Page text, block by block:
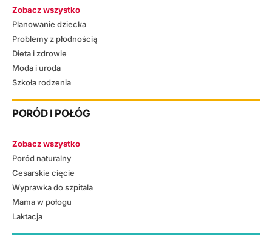
Zobacz wszystko
Planowanie dziecka
Problemy z płodnością
Dieta i zdrowie
Moda i uroda
Szkoła rodzenia
PORÓD I POŁÓG
Zobacz wszystko
Poród naturalny
Cesarskie cięcie
Wyprawka do szpitala
Mama w połogu
Laktacja